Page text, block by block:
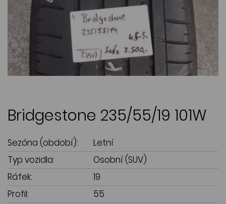
Bridgestone 235/55/19 101W
Sezóna (období):
Letní
Typ vozidla:
Osobní (SUV)
Ráfek:
19
Profil:
55